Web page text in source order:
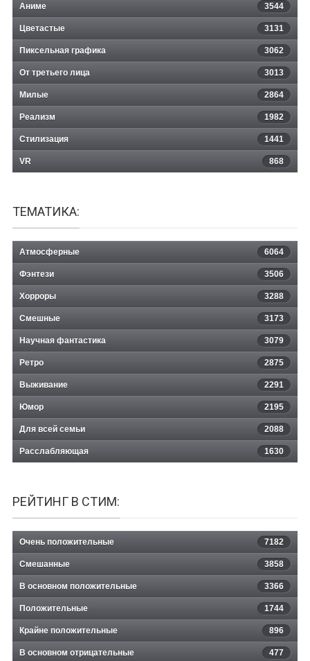
Аниме 3544
Цветастые 3131
Пиксельная графика 3062
От третьего лица 3013
Милые 2864
Реализм 1982
Стилизация 1441
VR 868
ТЕМАТИКА:
Атмосферные 6064
Фэнтези 3506
Хорроры 3288
Смешные 3173
Научная фантастика 3079
Ретро 2875
Выживание 2291
Юмор 2195
Для всей семьи 2088
Расслабляющая 1630
РЕЙТИНГ В СТИМ:
Очень положительные 7182
Смешанные 3858
В основном положительные 3366
Положительные 1744
Крайне положительные 896
В основном отрицательные 477